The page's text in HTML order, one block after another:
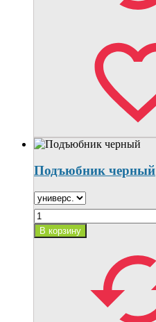
Подъюбник черный